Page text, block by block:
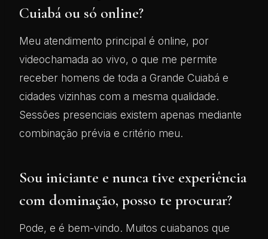
Cuiabá ou só online?
Meu atendimento principal é online, por
videochamada ao vivo, o que me permite
receber homens de toda a Grande Cuiabá e
cidades vizinhas com a mesma qualidade.
Sessões presenciais existem apenas mediante
combinação prévia e critério meu.
Sou iniciante e nunca tive experiência
com dominação, posso te procurar?
Pode, e é bem-vindo. Muitos cuiabanos que